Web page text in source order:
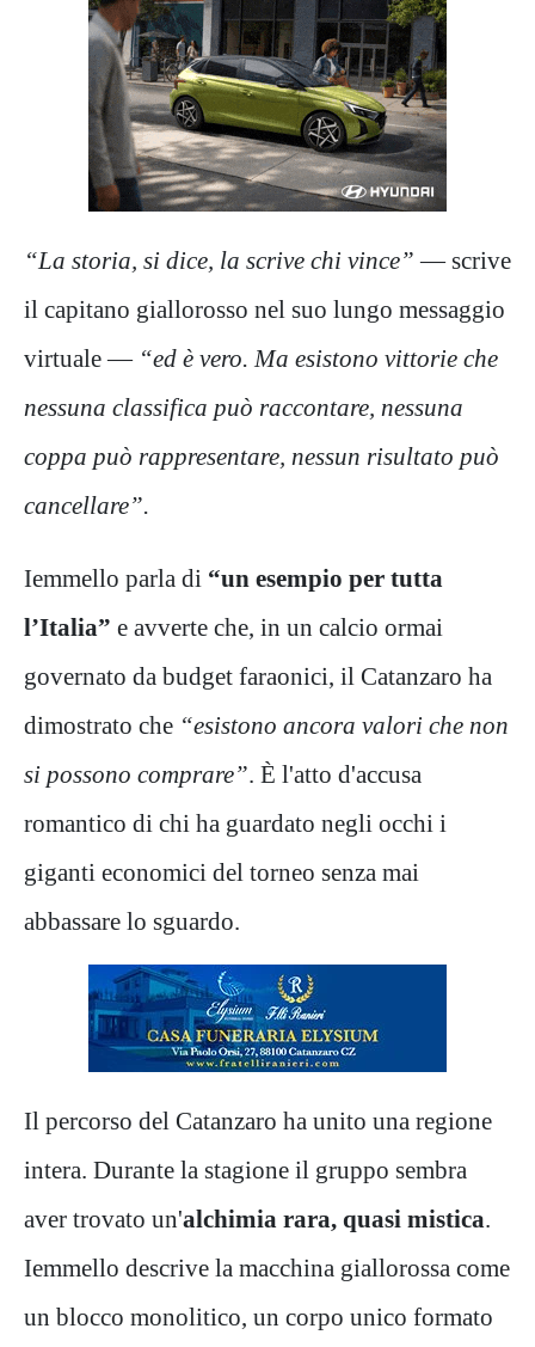
“La storia, si dice, la scrive chi vince” — scrive
il capitano giallorosso nel suo lungo messaggio
virtuale — “ed è vero. Ma esistono vittorie che
nessuna classifica può raccontare, nessuna
coppa può rappresentare, nessun risultato può
cancellare”.
Iemmello parla di “un esempio per tutta
l’Italia” e avverte che, in un calcio ormai
governato da budget faraonici, il Catanzaro ha
dimostrato che “esistono ancora valori che non
si possono comprare”. È l'atto d'accusa
romantico di chi ha guardato negli occhi i
giganti economici del torneo senza mai
abbassare lo sguardo.
Il percorso del Catanzaro ha unito una regione
intera. Durante la stagione il gruppo sembra
aver trovato un'alchimia rara, quasi mistica.
Iemmello descrive la macchina giallorossa come
un blocco monolitico, un corpo unico formato